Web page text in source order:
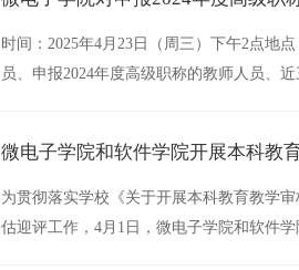
时间：2025年4月23日（周三）下午2点地
员、申报2024年度高级职称的教师人员、
微电子学院和软件学院开展本科教
为贯彻落实学校《关于开展本科教育教学
估迎评工作，4月1日，微电子学院和软件